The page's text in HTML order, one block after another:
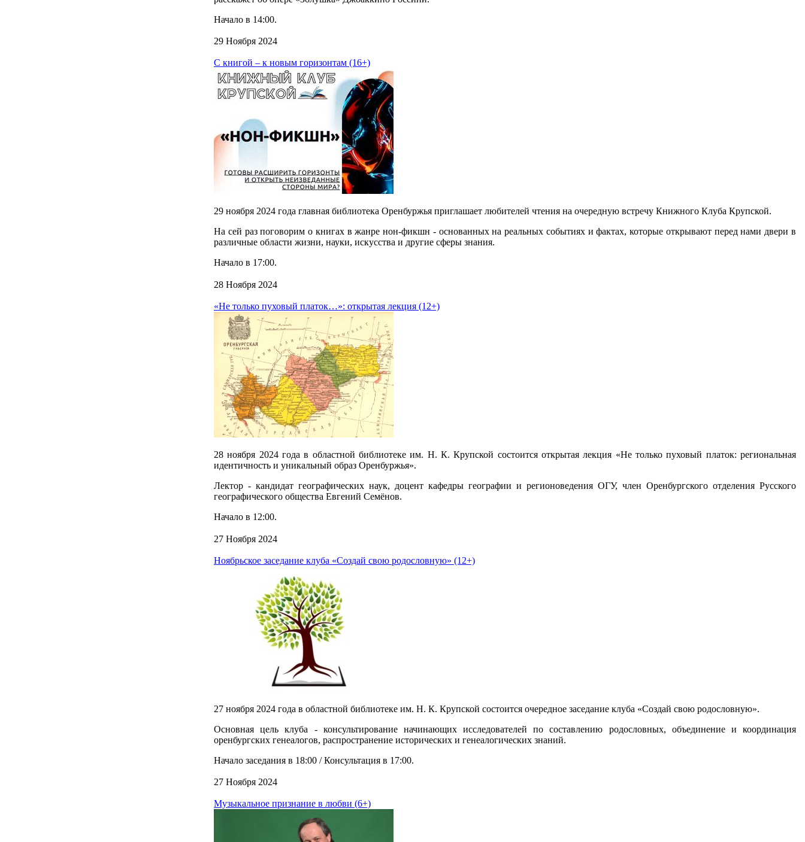
Начало в 14:00.
29 Ноября 2024
С книгой – к новым горизонтам (16+)
29 ноября 2024 года главная библиотека Оренбуржья приглашает любителей чтения на очередную встречу Книжного Клуба Крупской.
На сей раз поговорим о книгах в жанре нон-фикшн - основанных на реальных событиях и фактах, которые открывают перед нами двери в
различные области жизни, науки, искусства и другие сферы знания.
Начало в 17:00.
28 Ноября 2024
«Не только пуховый платок…»: открытая лекция (12+)
28 ноября 2024 года в областной библиотеке им. Н. К. Крупской состоится открытая лекция «Не только пуховый платок: региональная
идентичность и уникальный образ Оренбуржья».
Лектор - кандидат географических наук, доцент кафедры географии и регионоведения ОГУ, член Оренбургского отделения Русского
географического общества Евгений Семёнов.
Начало в 12:00.
27 Ноября 2024
Ноябрьское заседание клуба «Создай свою родословную» (12+)
27 ноября 2024 года в областной библиотеке им. Н. К. Крупской состоится очередное заседание клуба «Создай свою родословную».
Основная цель клуба - консультирование начинающих исследователей по составлению родословных, объединение и координация
оренбургских генеалогов, распространение исторических и генеалогических знаний.
Начало заседания в 18:00 / Консультация в 17:00.
27 Ноября 2024
Музыкальное признание в любви (6+)